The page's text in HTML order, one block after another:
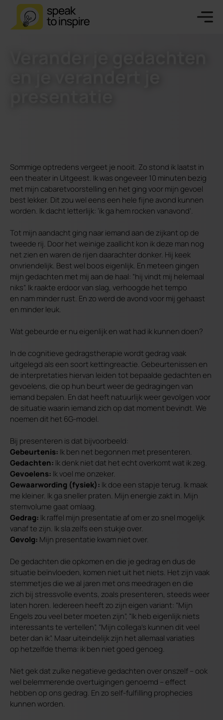
Sommige optredens vergeet je nooit. Zo stond ik laatst in
een theater in Uitgeest. Ik was ongeveer 10 minuten bezig
met mijn cabaretvoorstelling en het ging voor mijn gevoel
best lekker. Dit zou wel eens een hele fijne avond kunnen
worden. Ik dacht letterlijk: ‘ik ga hem rocken vanavond’.
Tot mijn aandacht ging naar iemand aan de zijkant op de
tweede rij. Door het weinige zaallicht kon ik deze man nog
net zien en waren de rijen daarachter donker. Hij keek
onvriendelijk. Best wel boos eigenlijk. En meteen gingen
mijn gedachten met mij aan de haal: “hij vindt mij helemaal
niks”. Ik raakte erdoor van slag, verhoogde het tempo
en nam minder rust. En zo werd de avond voor mij gehaast
en minder leuk.
Wat gebeurde er nu eigenlijk en wat had ik kunnen doen?
In de cognitieve gedragstherapie wordt gedrag vaak
uitgelegd als een soort kettingreactie. Gebeurtenissen en
de interpretaties hiervan leiden tot bepaalde gedachten en
gevoelens, die op hun beurt weer de gedragingen van
iemand bepalen. En dat heeft natuurlijk weer gevolgen voor
de situatie waarin iemand zich op dat moment bevindt. We
noemen dit het 6G-model.
Bij presenteren is dat bijvoorbeeld:
Gebeurtenis: Ik ben net begonnen met presenteren.
Gedachten: Ik denk niet dat het echt overkomt wat ik zeg.
Gevoelens: Ik voel me onzeker.
Gewaarwording (fysiek): Ik doe een stapje terug. Ik maak
me kleiner. Ik ga sneller praten. Mijn energie zakt in. Mijn
stemvolume gaat omlaag.
Gedrag: Ik raffel mijn presentatie af om er zo snel mogelijk
vanaf te zijn. Ik sla zelfs een stukje over.
Gevolg: Mijn presentatie kwam niet over.
De gedachten die opkomen en die je gedrag en dus de
situatie beïnvloeden, komen niet uit het niets. Het zijn vaak
stemmetjes die we al jaren met ons meedragen en die
zich bij stressvolle events, zoals presenteren, steeds weer
laten horen. Iedereen heeft zo zijn eigen variant: “Mijn
Engels zou veel beter moeten zijn”, “Ik heb eigenlijk niets
interessants te vertellen”, “Mijn collega’s kunnen dit veel
beter dan ik”. Maar uiteindelijk zijn het allemaal variaties
op hetzelfde thema: ik ben niet goed genoeg.
Niet gek dat zulke negatieve gedachten over onszelf – ook
wel belemmerende overtuigingen genoemd – effect
hebben op ons gedrag. En zo self-fulfilling prophecies
kunnen worden.